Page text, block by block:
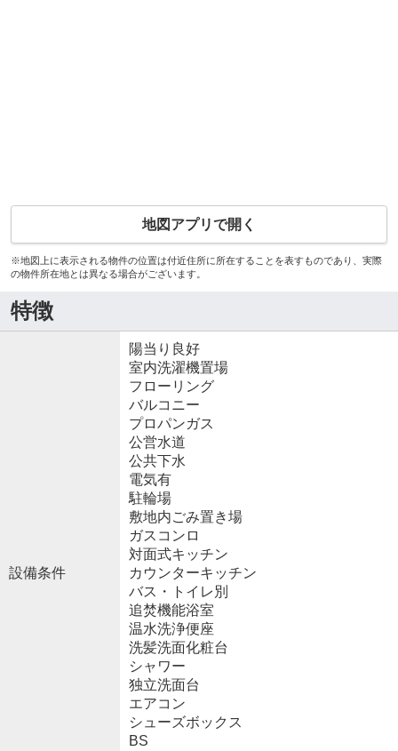
地図アプリで開く
※地図上に表示される物件の位置は付近住所に所在することを表すものであり、実際
の物件所在地とは異なる場合がございます。
特徴
設備条件
陽当り良好
室内洗濯機置場
フローリング
バルコニー
プロパンガス
公営水道
公共下水
電気有
駐輪場
敷地内ごみ置き場
ガスコンロ
対面式キッチン
カウンターキッチン
バス・トイレ別
追焚機能浴室
温水洗浄便座
洗髪洗面化粧台
シャワー
独立洗面台
エアコン
シューズボックス
BS